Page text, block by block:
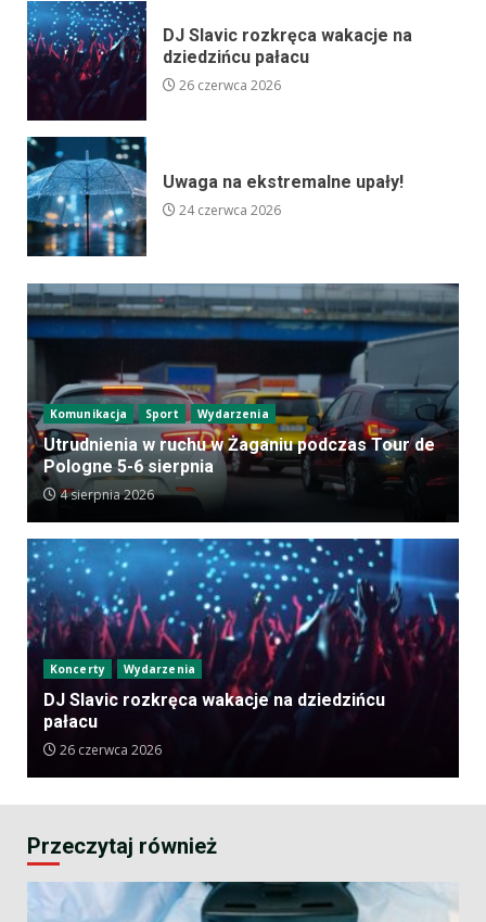
DJ Slavic rozkręca wakacje na
dziedzińcu pałacu
26 czerwca 2026
Uwaga na ekstremalne upały!
24 czerwca 2026
Komunikacja Sport Wydarzenia
Utrudnienia w ruchu w Żaganiu podczas Tour de
Pologne 5-6 sierpnia
4 sierpnia 2026
Koncerty Wydarzenia
DJ Slavic rozkręca wakacje na dziedzińcu
pałacu
26 czerwca 2026
Przeczytaj również